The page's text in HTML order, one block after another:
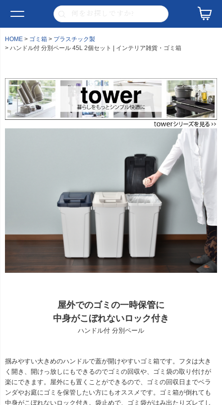
HOME ゴミ箱
プラスチック製
ハンドル付 分別ペール 45L 2個セット | インテリア雑貨・ゴミ箱
屋外でのゴミの一時保管に
中身がこぼれないロック付き
ハンドル付 分別ペール
掴みやすい大きめのハンドルで蓋が開けやすいゴミ箱です。フタは大き
く開き、開けっ放しにもできるのでゴミの回収や、ゴミ袋の取り付けが
楽にできます。屋外にも置くことができるので、ゴミの回収日までベラ
ンダやお庭にゴミを保管したい方にもオススメです。ゴミ箱が倒れても
中身がこぼれないロック付き。袋止めで、ゴミ袋がはみ出たりズレてし